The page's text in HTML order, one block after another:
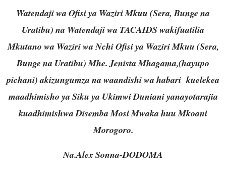
Watendaji wa Ofisi ya Waziri Mkuu (Sera, Bunge na
Uratibu) na Watendaji wa TACAIDS wakifuatilia
Mkutano wa Waziri wa Nchi Ofisi ya Waziri Mkuu (Sera,
Bunge na Uratibu) Mhe. Jenista Mhagama,(hayupo
pichani) akizungumza na waandishi wa habari kuelekea
maadhimisho ya Siku ya Ukimwi Duniani yanayotarajia
kuadhimishwa Disemba Mosi Mwaka huu Mkoani
Morogoro.
Na.Alex Sonna-DODOMA